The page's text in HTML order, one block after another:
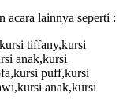
acara lainnya seperti :
tiffany,kursi
anak,kursi
puff,kursi
anak,kursi